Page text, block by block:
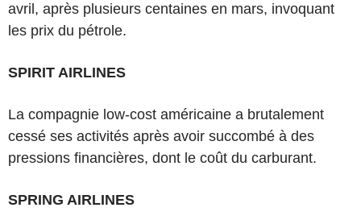
avril, après plusieurs centaines en mars, invoquant
les prix du pétrole.
SPIRIT AIRLINES
La compagnie low-cost américaine a brutalement
cessé ses activités après avoir succombé à des
pressions financières, dont le coût du carburant.
SPRING AIRLINES